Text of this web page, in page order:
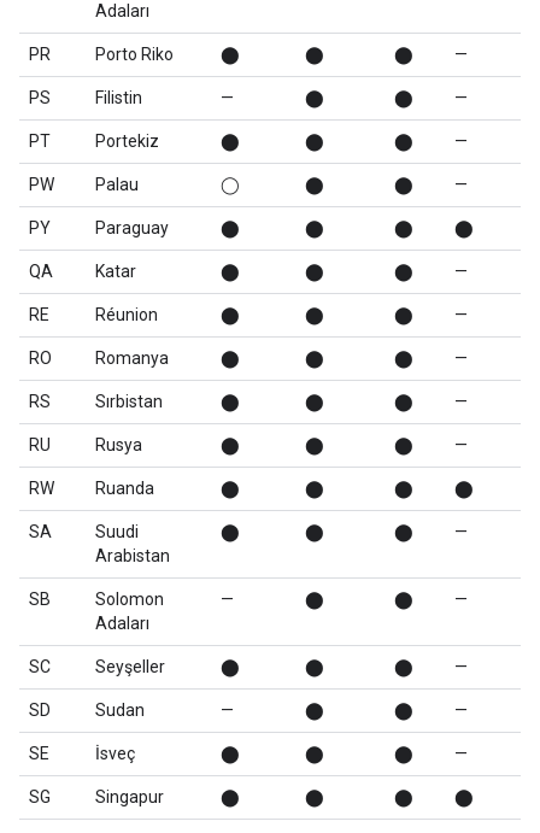
Adaları
PR Porto Riko ⬤ ⬤ ⬤ —
PS Filistin — ⬤ ⬤ —
PT Portekiz ⬤ ⬤ ⬤ —
PW Palau ◯ ⬤ ⬤ —
PY Paraguay ⬤ ⬤ ⬤ ⬤
QA Katar ⬤ ⬤ ⬤ —
RE Réunion ⬤ ⬤ ⬤ —
RO Romanya ⬤ ⬤ ⬤ —
RS Sırbistan ⬤ ⬤ ⬤ —
RU Rusya ⬤ ⬤ ⬤ —
RW Ruanda ⬤ ⬤ ⬤ ⬤
SA
Suudi
Arabistan
⬤ ⬤ ⬤ —
SB
Solomon
Adaları
— ⬤ ⬤ —
SC Seyşeller ⬤ ⬤ ⬤ —
SD Sudan — ⬤ ⬤ —
SE İsveç ⬤ ⬤ ⬤ —
SG Singapur ⬤ ⬤ ⬤ ⬤